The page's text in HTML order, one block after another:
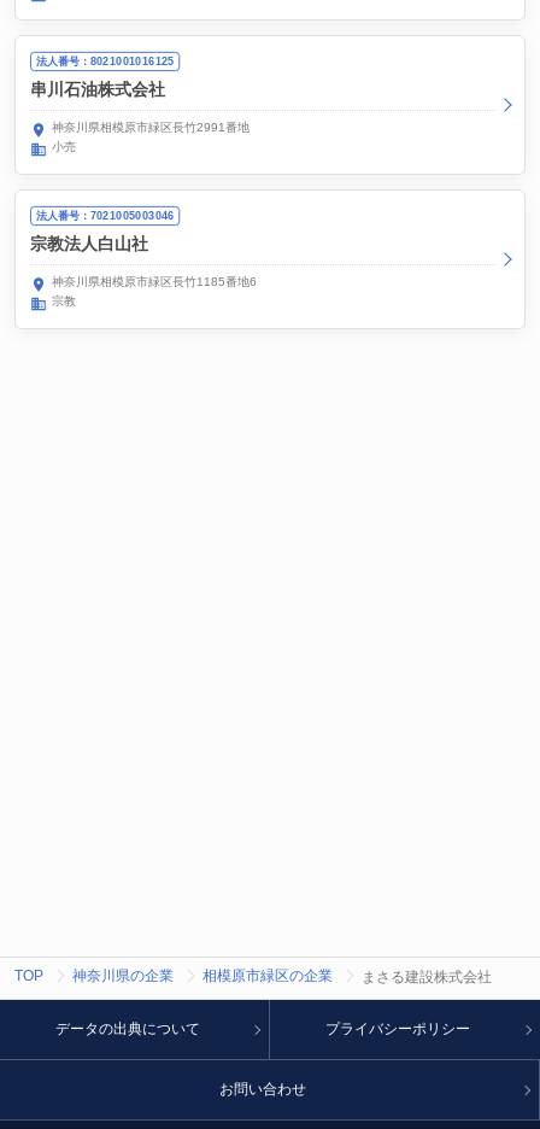
法人番号：8021001016125
串川石油株式会社
神奈川県相模原市緑区長竹2991番地
小売
法人番号：7021005003046
宗教法人白山社
神奈川県相模原市緑区長竹1185番地6
宗教
TOP 神奈川県の企業 相模原市緑区の企業 まさる建設株式会社
データの出典について プライバシーポリシー
お問い合わせ